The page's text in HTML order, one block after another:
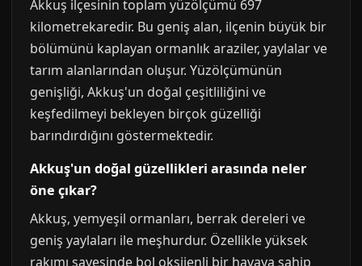
Akkuş ilçesinin toplam yüzölçümü 697
kilometrekaredir. Bu geniş alan, ilçenin büyük bir
bölümünü kaplayan ormanlık araziler, yaylalar ve
tarım alanlarından oluşur. Yüzölçümünün
genişliği, Akkuş'un doğal çeşitliliğini ve
keşfedilmeyi bekleyen birçok güzelliği
barındırdığını göstermektedir.
Akkuş'un doğal güzellikleri arasında neler
öne çıkar?
Akkuş, yemyeşil ormanları, berrak dereleri ve
geniş yaylaları ile meşhurdur. Özellikle yüksek
rakımı sayesinde bol oksijenli bir havaya sahip